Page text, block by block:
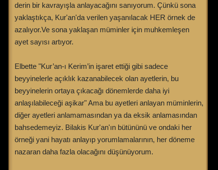
derin bir kavrayışla anlayacağını sanıyorum. Çünkü sona
yaklaştıkça, Kur'an'da verilen yaşanılacak HER örnek de
azalıyor.Ve sona yaklaşan müminler için muhkemleşen
ayet sayısı artıyor.
Elbette "Kur’an-ı Kerim’in işaret ettiği gibi sadece
beyyinelerle açıklık kazanabilecek olan ayetlerin, bu
beyyinelerin ortaya çıkacağı dönemlerde daha iyi
anlaşılabileceği aşikar" Ama bu ayetleri anlayan müminlerin,
diğer ayetleri anlamamasından ya da eksik anlamasından
bahsedemeyiz. Bilakis Kur'an'ın bütününü ve ondaki her
örneği yani hayatı anlayıp yorumlamalarının, her döneme
nazaran daha fazla olacağını düşünüyorum.